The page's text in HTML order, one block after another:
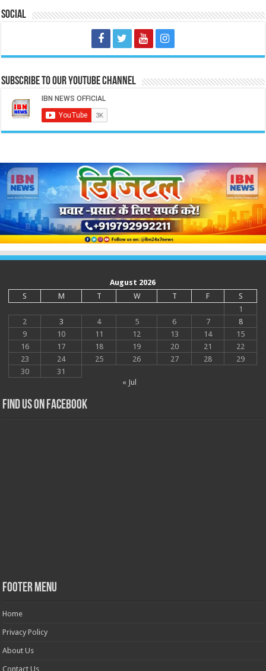
Social
Subscribe to our Youtube Channel
August 2026
S
M T W T F
S
1
2
3 4 5 6 7
8
9
10 11 12 13 14
15
16
17 18 19 20 21
22
23
24 25 26 27 28
29
30
31
« Jul
Find us on Facebook
Footer Menu
Home
Privacy Policy
About Us
Contact Us